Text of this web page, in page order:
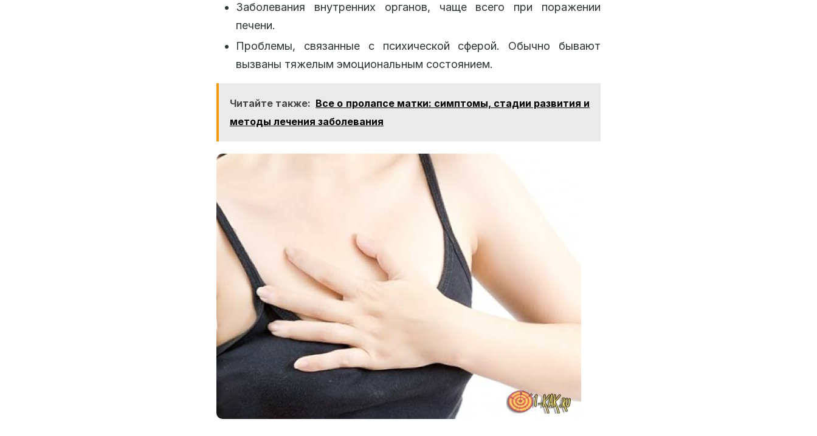
Заболевания внутренних органов, чаще всего при поражении
печени.
Проблемы, связанные с психической сферой. Обычно бывают
вызваны тяжелым эмоциональным состоянием.
Читайте также: Все о пролапсе матки: симптомы, стадии развития и
методы лечения заболевания